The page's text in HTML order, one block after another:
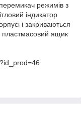
режимів з
індикатор
і закриваються
ящик